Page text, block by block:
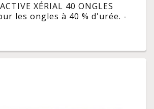
XÉRIAL 40 ONGLES
les ongles à 40 % d'urée. -